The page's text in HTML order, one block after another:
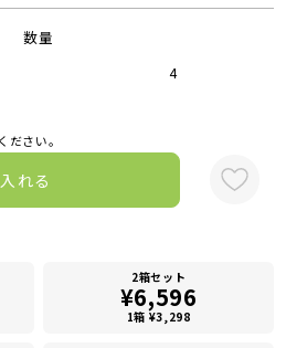
数量
4
さい。
れる
2箱セット
¥6,596
1箱 ¥3,298